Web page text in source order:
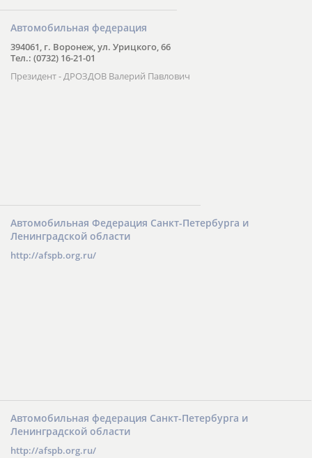
Автомобильная федерация
394061, г. Воронеж, ул. Урицкого, 66
Тел.: (0732) 16-21-01
Президент - ДРОЗДОВ Валерий Павлович
Автомобильная Федерация Санкт-Петербурга и
Ленинградской области
http://afspb.org.ru/
Автомобильная федерация Санкт-Петербурга и
Ленинградской области
http://afspb.org.ru/